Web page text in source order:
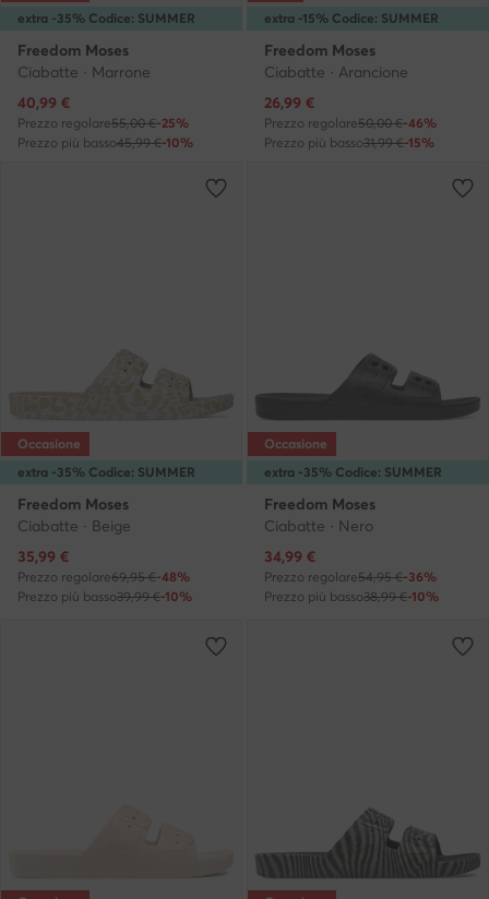
extra -35% Codice: SUMMER
Freedom Moses
Ciabatte · Marrone
Prezzo attuale
40,99 €
Prezzo regolare55,00 €-25%
Prezzo più basso45,99 €-10%
extra -15% Codice: SUMMER
Freedom Moses
Ciabatte · Arancione
Prezzo attuale
26,99 €
Prezzo regolare50,00 €-46%
Prezzo più basso31,99 €-15%
extra -35% Codice: SUMMER
Occasione
Freedom Moses
Ciabatte · Beige
Prezzo attuale
35,99 €
Prezzo regolare69,95 €-48%
Prezzo più basso39,99 €-10%
extra -35% Codice: SUMMER
Occasione
Freedom Moses
Ciabatte · Nero
Prezzo attuale
34,99 €
Prezzo regolare54,95 €-36%
Prezzo più basso38,99 €-10%